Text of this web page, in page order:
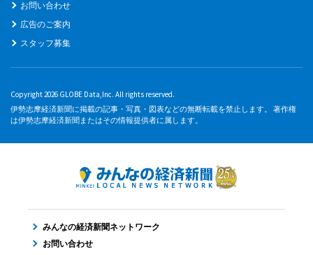
お問い合わせ
広告のご案内
スタッフ募集
Copyright 2026 GLOBE Data,Inc. All rights reserved.
伊勢志摩経済新聞に掲載の記事・写真・図表などの無断転載を禁止します。 著作権
は伊勢志摩経済新聞またはその情報提供者に属します。
みんなの経済新聞ネットワーク
お問い合わせ